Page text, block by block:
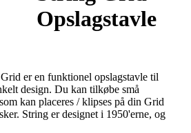
Opslagstavle
er en funktionel opslagstavle til
design. Du kan tilkøbe små
kan placeres / klipses på din Grid
String er designet i 1950'erne, og